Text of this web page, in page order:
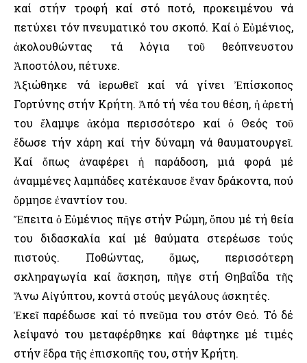
καί στήν τροφή καί στό ποτό, προκειμένου νά
πετύχει τόν πνευματικό του σκοπό. Καί ὁ Εὐμένιος,
ἀκολουθώντας τά λόγια τοῦ θεόπνευστου
Ἀποστόλου, πέτυχε.
Ἀξιώθηκε νά ἱερωθεῖ καί νά γίνει Ἐπίσκοπος
Γορτύνης στήν Κρήτη. Ἀπό τή νέα του θέση, ἡ ἀρετή
του ἔλαμψε ἀκόμα περισσότερο καί ὁ Θεός τοῦ
ἔδωσε τήν χάρη καί τήν δύναμη νά θαυματουργεῖ.
Καί ὅπως ἀναφέρει ἡ παράδοση, μιά φορά μέ
ἀναμμένες λαμπάδες κατέκαυσε ἕναν δράκοντα, πού
ὅρμησε ἐναντίον του.
Ἔπειτα ὁ Εὐμένιος πῆγε στήν Ρώμη, ὅπου μέ τή θεία
του διδασκαλία καί μέ θαύματα στερέωσε τούς
πιστούς. Ποθώντας, ὅμως, περισσότερη
σκληραγωγία καί ἄσκηση, πῆγε στή Θηβαΐδα τῆς
Ἄνω Αἰγύπτου, κοντά στούς μεγάλους ἀσκητές.
Ἐκεῖ παρέδωσε καί τό πνεῦμα του στόν Θεό. Τό δέ
λείψανό του μεταφέρθηκε καί θάφτηκε μέ τιμές
στήν ἕδρα τῆς ἐπισκοπῆς του, στήν Κρήτη.